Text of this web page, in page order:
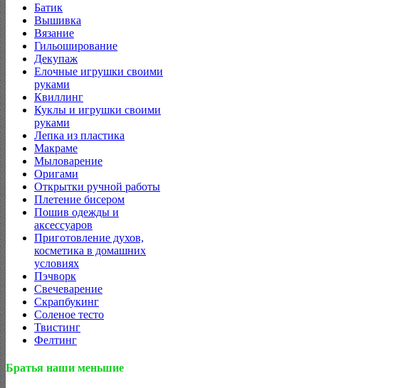
Батик
Вышивка
Вязание
Гильоширование
Декупаж
Елочные игрушки своими
руками
Квиллинг
Куклы и игрушки своими
руками
Лепка из пластика
Макраме
Мыловарение
Оригами
Открытки ручной работы
Плетение бисером
Пошив одежды и
аксессуаров
Приготовление духов,
косметика в домашних
условиях
Пэчворк
Свечеварение
Скрапбукинг
Соленое тесто
Твистинг
Фелтинг
Братья наши меньшие